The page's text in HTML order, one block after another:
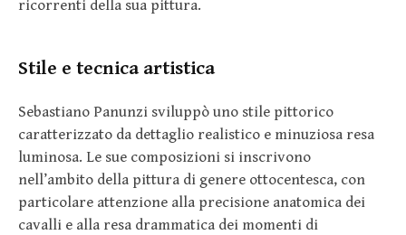
ricorrenti della sua pittura.
Stile e tecnica artistica
Sebastiano Panunzi sviluppò uno stile pittorico
caratterizzato da dettaglio realistico e minuziosa resa
luminosa. Le sue composizioni si inscrivono
nell’ambito della pittura di genere ottocentesca, con
particolare attenzione alla precisione anatomica dei
cavalli e alla resa drammatica dei momenti di